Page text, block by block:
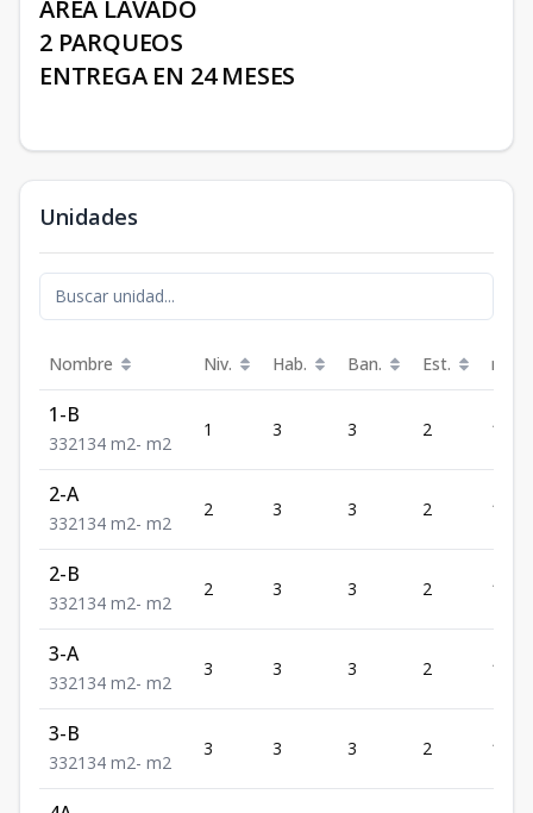
AREA LAVADO
2 PARQUEOS
ENTREGA EN 24 MESES
Unidades
Nombre Niv. Hab. Ban. Est. m²
1-B
332134 m2- m2
1 3 3 2 134
2-A
332134 m2- m2
2 3 3 2 134
2-B
332134 m2- m2
2 3 3 2 134
3-A
332134 m2- m2
3 3 3 2 134
3-B
332134 m2- m2
3 3 3 2 134